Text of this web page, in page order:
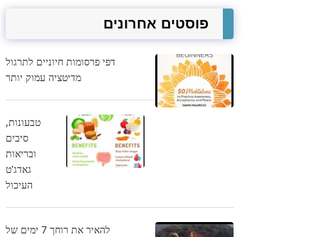
פוסטים אחרונים
דפי פרסומות חיוניים לתרגול
מדיטציה עמוק יותר
טבעונות,
סיבים
ובריאות
גאדג'ט
העיכול
להאיר את רוחך 7 ימים של